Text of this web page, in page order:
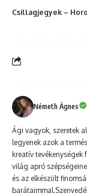
Csillagjegyek –
Németh Ágnes
Ági vagyok, szeretek
legyenek azok a
kreatív
világ apró
és az elkészült